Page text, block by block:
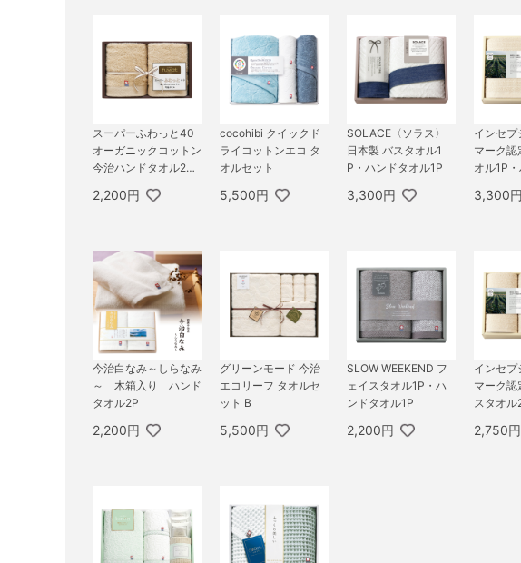
スーパーふわっと40
オーガニックコットン
今治ハンドタオル2P
2,200円
cocohibi クイックド
ライコットンエコ タ
オルセット
5,500円
SOLACE〈ソラス〉
日本製 バスタオル1
P・ハンドタオル1P
3,300円
インセプ
マーク認
オル1P
3,300円
今治白なみ～しらなみ
～ 木箱入り ハンド
タオル2P
2,200円
グリーンモード 今治
エコリーフ タオルセ
ット B
5,500円
SLOW WEEKEND フ
ェイスタオル1P・ハ
ンドタオル1P
2,200円
インセプ
マーク認
スタオル
2,750円